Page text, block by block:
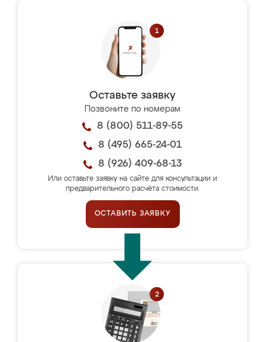
Оставьте заявку
Позвоните по номерам
8 (800) 511-89-55
8 (495) 665-24-01
8 (926) 409-68-13
Или оставьте заявку на сайте для консультации и
предварительного расчёта стоимости.
ОСТАВИТЬ ЗАЯВКУ